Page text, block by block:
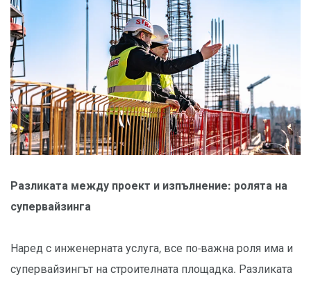
Разликата между проект и изпълнение: ролята на
супервайзинга
Наред с инженерната услуга, все по-важна роля има и
супервайзингът на строителната площадка. Разликата